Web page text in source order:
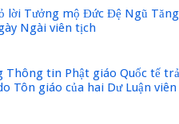
lời Tưởng mộ Đức Đệ Ngũ
Ngài viên tịch
Thông tin Phật giáo Quốc tế
Tôn giáo của hai Dư Luận viên